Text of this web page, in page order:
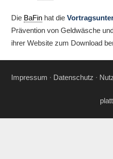
Die BaFinhat die
Prävention von Geldwäsche
ihrer Website zum Download
Impressum ∙ Datenschutz ∙